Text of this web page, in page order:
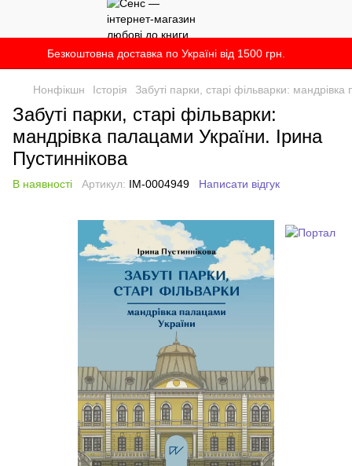
Безкоштовна доставка по Україні від 1500 грн.
Нонфікшн Історія Забуті парки, старі фільварки:
Забуті парки, старі фільварки:
мандрівка палацами України. Ірина
Пустиннікова
В наявності Артикул: IM-0004949 Написати відгук